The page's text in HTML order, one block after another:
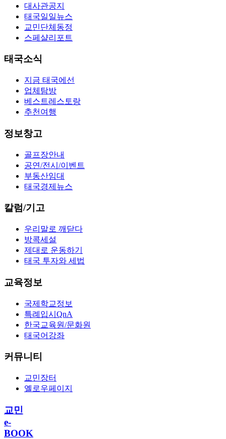
대사관공지
태국일일뉴스
교민단체동정
스페샬리포트
태국소식
지금 태국에선
업체탐방
베스트레스토랑
추천여행
정보창고
골프장안내
공연/전시/이벤트
부동산임대
태국경제뉴스
칼럼/기고
우리말로 깨닫다
방콕세설
제대로 운동하기
태국 투자와 세법
교육정보
국제학교정보
특례입시QnA
한국교육원/문화원
태국어강좌
커뮤니티
교민장터
옐로우페이지
교민
e-
BOOK